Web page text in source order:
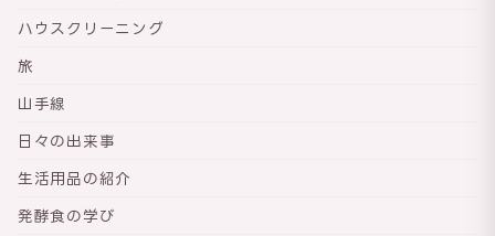
ハウスクリーニング
旅
山手線
日々の出来事
生活用品の紹介
発酵食の学び